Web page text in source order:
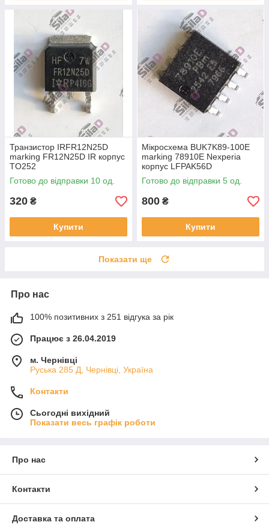
Транзистор IRFR12N25D
marking FR12N25D IR корпус
TO252
Готово до відправки 10 од.
320 ₴
Купити
Мікросхема BUK7K89-100E
marking 78910E Nexperia
корпус LFPAK56D
Готово до відправки 5 од.
800 ₴
Купити
Показати ще
Про нас
100% позитивних з 251 відгука за рік
Працює з 26.04.2019
м. Чернівці
Руська 285 Д, Чернівці, Україна
Контакти
Сьогодні вихідний
Показати весь графік роботи
Про нас
Контакти
Доставка та оплата